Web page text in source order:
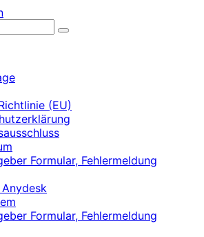
mit Dialyse
(EU)
Formular, Fehlermeldung
Formular, Fehlermeldung